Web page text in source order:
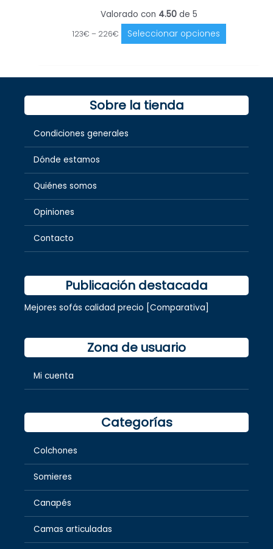
Valorado con 4.50 de 5
123€ – 226€ Seleccionar opciones
Sobre la tienda
Condiciones generales
Dónde estamos
Quiénes somos
Opiniones
Contacto
Publicación destacada
Mejores sofás calidad precio [Comparativa]
Zona de usuario
Mi cuenta
Categorías
Colchones
Somieres
Canapés
Camas articuladas